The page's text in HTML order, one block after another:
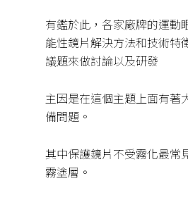
有鑑於此，各家廠牌的運動
能性鏡片解決方法和技術特
議題來做討論以及研發
主因是在這個主題上面有著
備問題。
其中保護鏡片不受霧化最常
霧塗層。